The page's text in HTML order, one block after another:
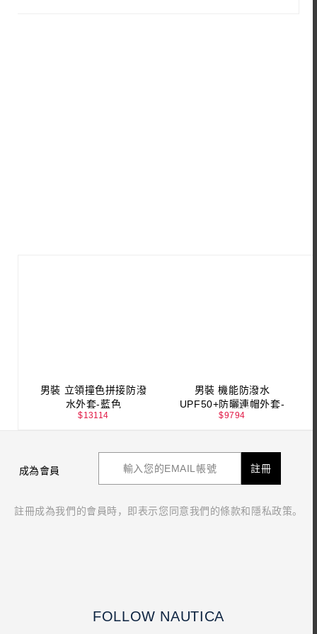
男裝 立領撞色拼接防潑
水外套-藍色
$13114
男裝 機能防潑水
UPF50+防曬連帽外套-
深藍色
$9794
成為會員 註冊
註冊成為我們的會員時，即表示您同意我們的條款和隱私政策。
FOLLOW NAUTICA